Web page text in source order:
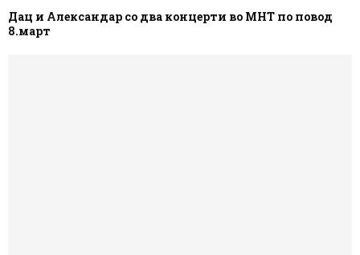
Дац и Александар со два концерти во МНТ по повод
8.март